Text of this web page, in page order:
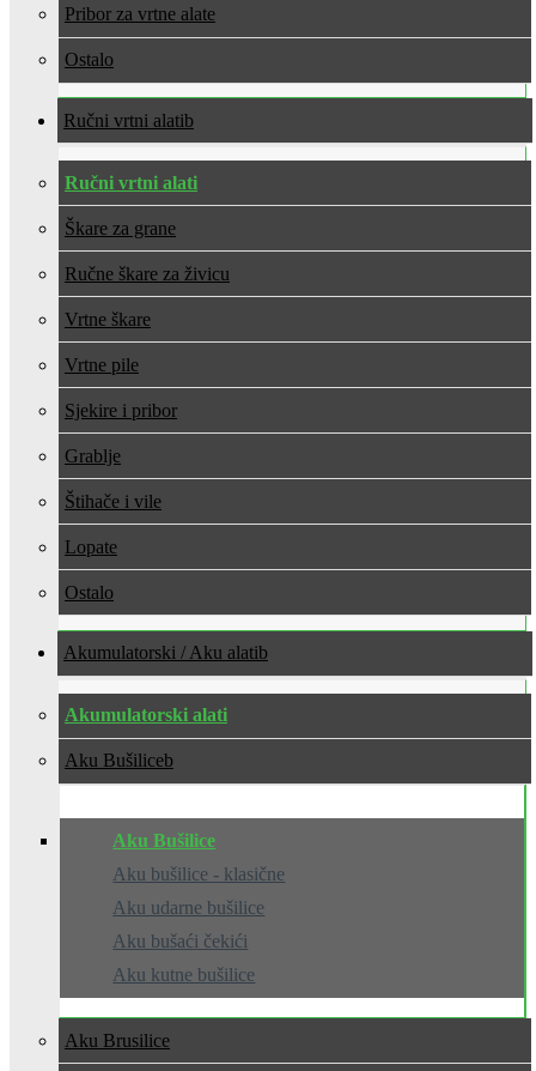
Pribor za vrtne alate
Ostalo
Ručni vrtni alati
Ručni vrtni alati
Škare za grane
Ručne škare za živicu
Vrtne škare
Vrtne pile
Sjekire i pribor
Grablje
Štihače i vile
Lopate
Ostalo
Akumulatorski / Aku alati
Akumulatorski alati
Aku Bušilice
Aku Bušilice
Aku bušilice - klasične
Aku udarne bušilice
Aku bušaći čekići
Aku kutne bušilice
Aku Brusilice